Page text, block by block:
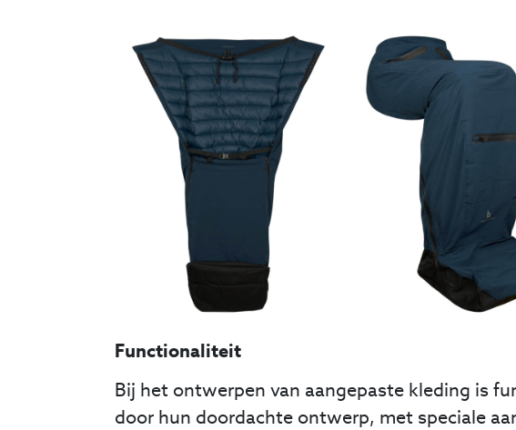
Functionaliteit
Bij het ontwerpen van aangepaste kleding is
door hun doordachte ontwerp, met speciale